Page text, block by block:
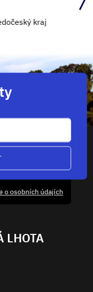
o osobních údajích
LHOTA